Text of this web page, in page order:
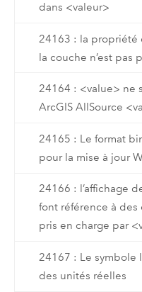
dans <valeur>
24163 : la propriété
la couche n’est pas
24164 : <value> ne
ArcGIS AllSource
24165 : Le format
pour la mise à jour
24166 : l’affichage
font référence à des
pris en charge par
24167 : Le symbole
des unités réelles